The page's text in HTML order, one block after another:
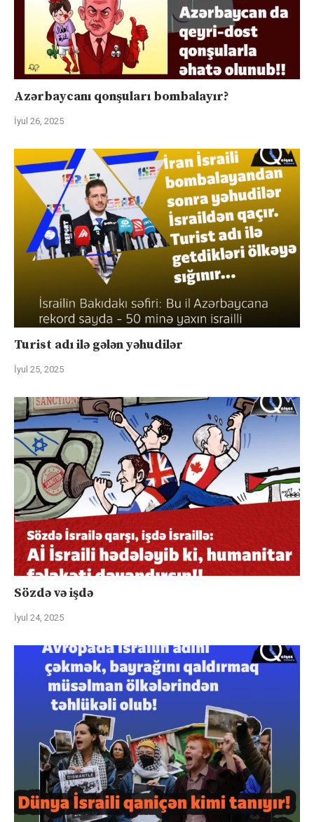
Azərbaycanı qonşuları bombalayır?
İyul 26, 2025
Turist adı ilə gələn yəhudilər
İyul 25, 2025
Sözdə və işdə
İyul 24, 2025